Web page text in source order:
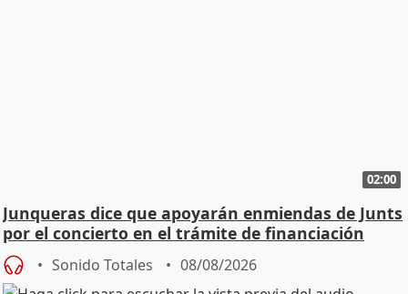
02:00
Junqueras dice que apoyarán enmiendas de Junts
por el concierto en el trámite de financiación
Sonido Totales 08/08/2026